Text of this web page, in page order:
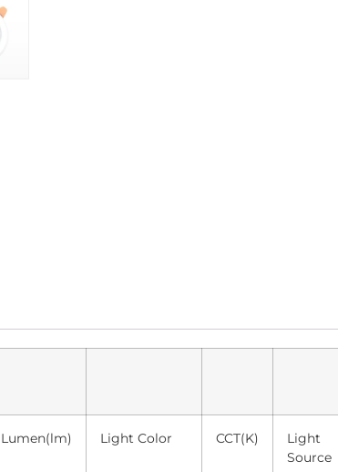
Lumen(lm) Light Color CCT(K)
Light
Source